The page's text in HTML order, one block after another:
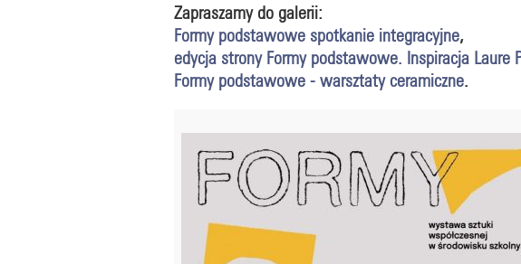
Zapraszamy do galerii:
Formy podstawowe spotkanie integracyjne,
edycja strony Formy podstawowe. Inspiracja Laure
Formy podstawowe - warsztaty ceramiczne.